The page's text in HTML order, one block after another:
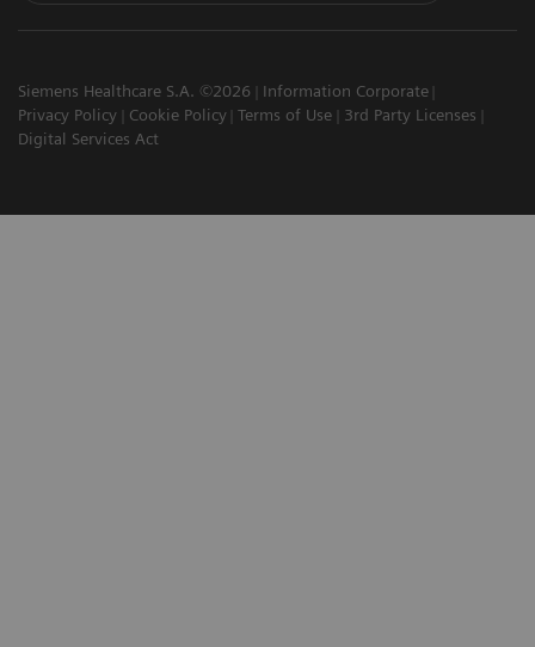
Siemens Healthcare S.A. ©2026
Information Corporate
Privacy Policy
Cookie Policy Terms of Use
3rd Party Licenses
Digital Services Act